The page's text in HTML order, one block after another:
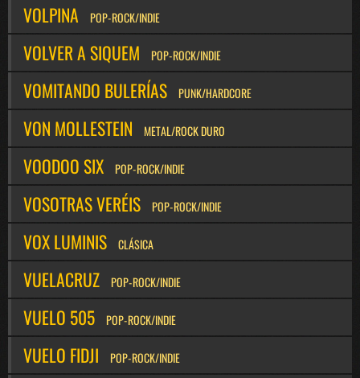
VOLPINA POP-ROCK/INDIE
VOLVER A SIQUEM POP-ROCK/INDIE
VOMITANDO BULERÍAS PUNK/HARDCORE
VON MOLLESTEIN METAL/ROCK DURO
VOODOO SIX POP-ROCK/INDIE
VOSOTRAS VERÉIS POP-ROCK/INDIE
VOX LUMINIS CLÁSICA
VUELACRUZ POP-ROCK/INDIE
VUELO 505 POP-ROCK/INDIE
VUELO FIDJI POP-ROCK/INDIE